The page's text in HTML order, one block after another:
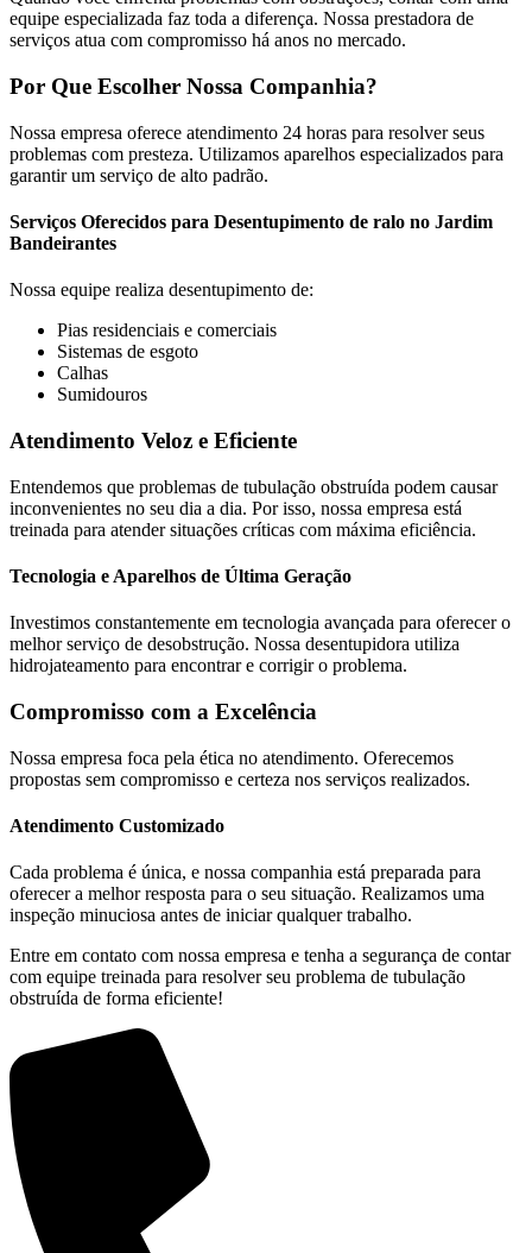
equipe especializada faz toda a diferença. Nossa prestadora de
serviços atua com compromisso há anos no mercado.
Por Que Escolher Nossa Companhia?
Nossa empresa oferece atendimento 24 horas para resolver seus
problemas com presteza. Utilizamos aparelhos especializados para
garantir um serviço de alto padrão.
Serviços Oferecidos para Desentupimento de ralo no Jardim
Bandeirantes
Nossa equipe realiza desentupimento de:
Pias residenciais e comerciais
Sistemas de esgoto
Calhas
Sumidouros
Atendimento Veloz e Eficiente
Entendemos que problemas de tubulação obstruída podem causar
inconvenientes no seu dia a dia. Por isso, nossa empresa está
treinada para atender situações críticas com máxima eficiência.
Tecnologia e Aparelhos de Última Geração
Investimos constantemente em tecnologia avançada para oferecer o
melhor serviço de desobstrução. Nossa desentupidora utiliza
hidrojateamento para encontrar e corrigir o problema.
Compromisso com a Excelência
Nossa empresa foca pela ética no atendimento. Oferecemos
propostas sem compromisso e certeza nos serviços realizados.
Atendimento Customizado
Cada problema é única, e nossa companhia está preparada para
oferecer a melhor resposta para o seu situação. Realizamos uma
inspeção minuciosa antes de iniciar qualquer trabalho.
Entre em contato com nossa empresa e tenha a segurança de contar
com equipe treinada para resolver seu problema de tubulação
obstruída de forma eficiente!